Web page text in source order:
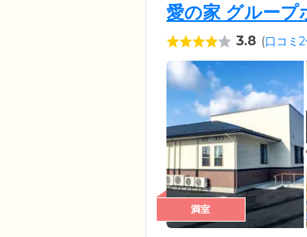
愛の家 グループ
3.8 (口コミ
満室